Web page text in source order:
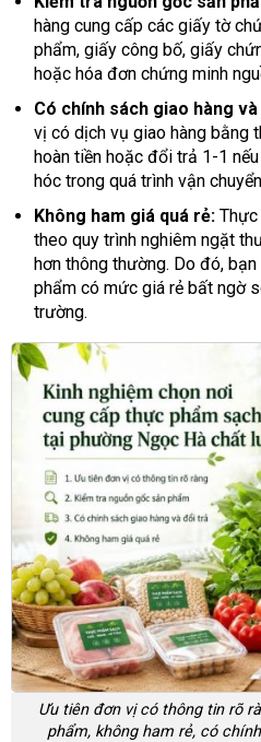
hàng cung cấp các giấy tờ
phẩm, giấy công bố, giấy
hoặc hóa đơn chứng minh
Có chính sách giao hàng
vị có dịch vụ giao hàng bằng
hoàn tiền hoặc đổi trả 1-1
hóc trong quá trình vận
Không ham giá quá rẻ:Thực
theo quy trình nghiêm ngặt
hơn thông thường. Do đó,
phẩm có mức giá rẻ bất ngờ
trường.
Ưu tiên đơn vị có thông tin rõ
phẩm, không ham rẻ, có